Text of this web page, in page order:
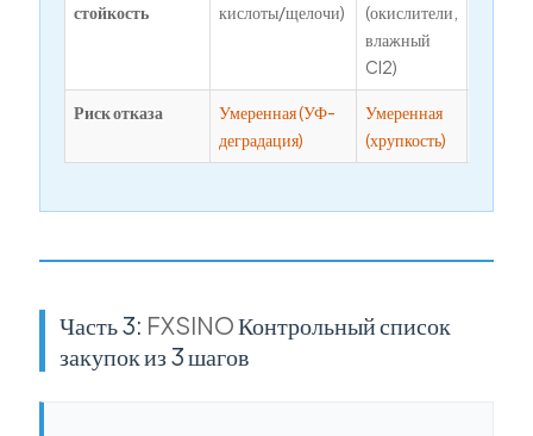
стойкость
кислоты/щелочи)
(окислители,
влажный
Cl2)
Риск отказа
Умеренная (УФ-
деградация)
Умеренная
(хрупкость)
Часть 3: FXSINOКонтрольный список
закупок из 3 шагов